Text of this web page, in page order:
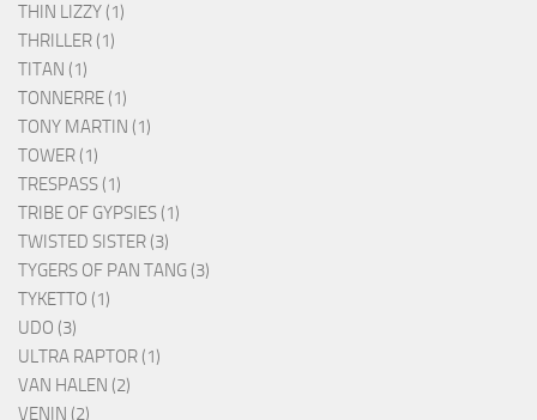
THIN LIZZY (1)
THRILLER (1)
TITAN (1)
TONNERRE (1)
TONY MARTIN (1)
TOWER (1)
TRESPASS (1)
TRIBE OF GYPSIES (1)
TWISTED SISTER (3)
TYGERS OF PAN TANG (3)
TYKETTO (1)
UDO (3)
ULTRA RAPTOR (1)
VAN HALEN (2)
VENIN (2)